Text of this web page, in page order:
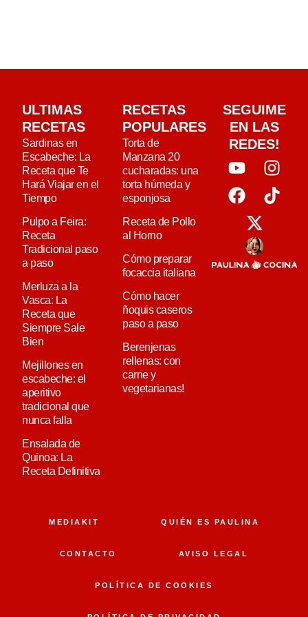
ULTIMAS
RECETAS
Sardinas en
Escabeche: La
Receta que Te
Hará Viajar en el
Tiempo
Pulpo a Feira:
Receta
Tradicional paso
a paso
Merluza a la
Vasca: La
Receta que
Siempre Sale
Bien
Mejillones en
escabeche: el
aperitivo
tradicional que
nunca falla
Ensalada de
Quinoa: La
Receta Definitiva
RECETAS
POPULARES
Torta de
Manzana 20
cucharadas: una
torta húmeda y
esponjosa
Receta de Pollo
al Horno
Cómo preparar
focaccia italiana
Cómo hacer
ñoquis caseros
paso a paso
Berenjenas
rellenas: con
carne y
vegetarianas!
SEGUIME
EN LAS
REDES!
MEDIAKIT QUIÉN ES PAULINA
CONTACTO AVISO LEGAL
POLÍTICA DE COOKIES